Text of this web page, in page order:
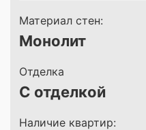
Материал стен:
Монолит
Отделка
С отделкой
Наличие квартир: